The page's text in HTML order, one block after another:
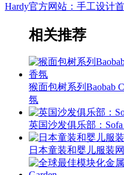
Hardy官方网站：手工设计
相关推荐
猴面包树系列Baobab
氛
英国沙发俱乐部：
日本童装和婴儿服装